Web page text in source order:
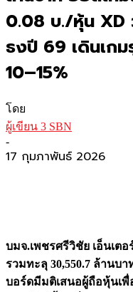
0.08 บ./หุ้น XD
ธงปี 69 เดินเก
10–15%
โดย
ผู้เขียน 3 SBN
-
17 กุมภาพันธ์ 2026
บมจ.เพชรศรีวิชัย เอ็นเตอ
รวมทะลุ 30,550.7 ล้านบ
บอร์ดมีมติเสนอผู้ถือหุ้นเพื่